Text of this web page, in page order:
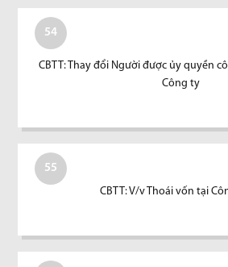
54
CBTT: Thay đổi Người được ủy quyền
Công ty
55
CBTT: V/v Thoái vốn tại